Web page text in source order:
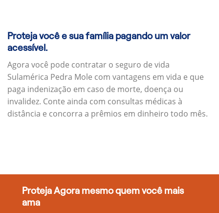
Proteja você e sua família pagando um valor
acessível.
Agora você pode contratar o seguro de vida
Sulamérica Pedra Mole com vantagens em vida e que
paga indenização em caso de morte, doença ou
invalidez. Conte ainda com consultas médicas à
distância e concorra a prêmios em dinheiro todo mês.
Proteja Agora mesmo quem você mais
ama